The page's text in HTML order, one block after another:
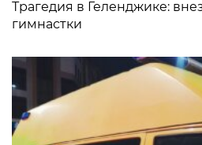
Трагедия в Геленджике:
гимнастки